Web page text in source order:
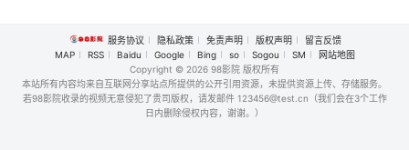
服务协议 隐私政策 免责声明 版权声明
留言反馈
MAP
RSS Baidu Google Bing so Sogou SM
网站地图
Copyright © 2026 98影院 版权所有
本站所有内容均来自互联网分享站点所提供的公开引用资源，未提供资源上传、存储服务。
若98影院收录的视频无意侵犯了贵司版权，请发邮件 123456@test.cn（我们会在3个工作
日内删除侵权内容，谢谢。）